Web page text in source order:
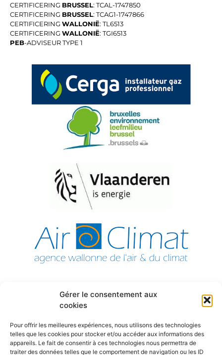
Gérer le consentement aux
cookies
Pour offrir les meilleures expériences, nous utilisons des technologies
telles que les cookies pour stocker et/ou accéder aux informations des
appareils. Le fait de consentir à ces technologies nous permettra de
traiter des données telles que le comportement de navigation ou les ID
CERTIFICERING BRUSSEL: TCAL-1747850
CERTIFICERING BRUSSEL: TCAG1-1747866
CERTIFICERING WALLONIË: TL6513
CERTIFICERING WALLONIË: TGI6513
PEB-ADVISEUR TYPE 1
MY SERVICES GROUP
Steenweg op Mechelen 455